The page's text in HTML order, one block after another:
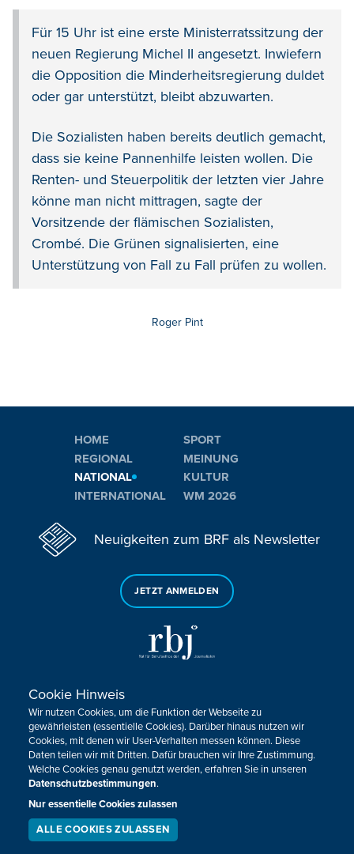
Für 15 Uhr ist eine erste Ministerratssitzung der
neuen Regierung Michel II angesetzt. Inwiefern
die Opposition die Minderheitsregierung duldet
oder gar unterstützt, bleibt abzuwarten.
Die Sozialisten haben bereits deutlich gemacht,
dass sie keine Pannenhilfe leisten wollen. Die
Renten- und Steuerpolitik der letzten vier Jahre
könne man nicht mittragen, sagte der
Vorsitzende der flämischen Sozialisten,
Crombé. Die Grünen signalisierten, eine
Unterstützung von Fall zu Fall prüfen zu wollen.
Roger Pint
HOME
REGIONAL
NATIONAL
INTERNATIONAL
SPORT
MEINUNG
KULTUR
WM 2026
Neuigkeiten zum BRF als Newsletter
JETZT ANMELDEN
Sie haben noch Fragen oder Anmerkungen?
KONTAKTIEREN SIE UNS!
Impressum Datenschutz Kontakt
Barrierefreiheit
Cookie-Zustimmung anpassen
Design, Konzept & Programmierung:
Cookie Hinweis
Wir nutzen Cookies, um die Funktion der Webseite zu
gewährleisten (essentielle Cookies). Darüber hinaus nutzen wir
Cookies, mit denen wir User-Verhalten messen können. Diese
Daten teilen wir mit Dritten. Dafür brauchen wir Ihre Zustimmung.
Welche Cookies genau genutzt werden, erfahren Sie in unseren
Datenschutzbestimmungen.
Nur essentielle Cookies zulassen
ALLE COOKIES ZULASSEN
LIVESTREAM